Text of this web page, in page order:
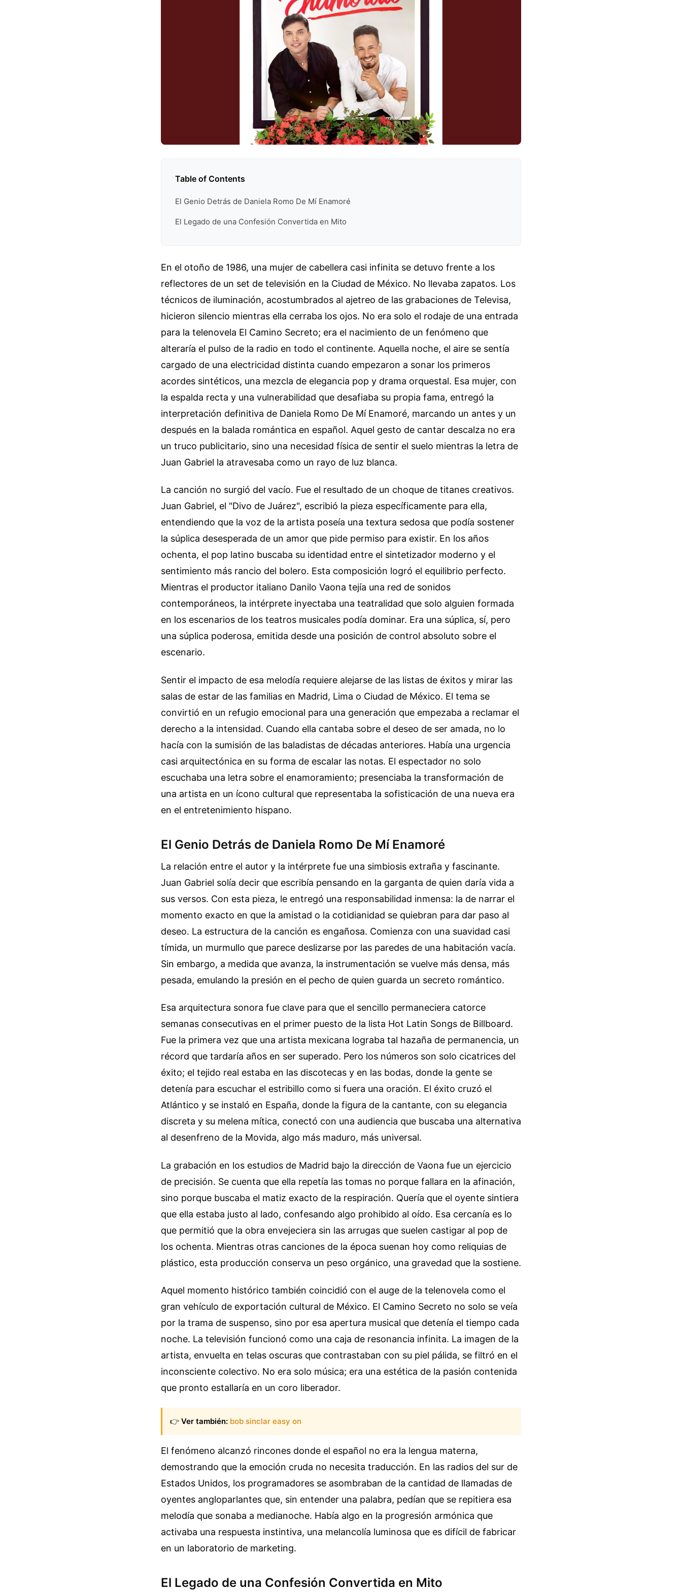
Table of Contents
El Genio Detrás de Daniela Romo De Mí Enamoré
El Legado de una Confesión Convertida en Mito
En el otoño de 1986, una mujer de cabellera casi infinita se detuvo frente a los
reflectores de un set de televisión en la Ciudad de México. No llevaba zapatos. Los
técnicos de iluminación, acostumbrados al ajetreo de las grabaciones de Televisa,
hicieron silencio mientras ella cerraba los ojos. No era solo el rodaje de una entrada
para la telenovela El Camino Secreto; era el nacimiento de un fenómeno que
alteraría el pulso de la radio en todo el continente. Aquella noche, el aire se sentía
cargado de una electricidad distinta cuando empezaron a sonar los primeros
acordes sintéticos, una mezcla de elegancia pop y drama orquestal. Esa mujer, con
la espalda recta y una vulnerabilidad que desafiaba su propia fama, entregó la
interpretación definitiva de Daniela Romo De Mí Enamoré, marcando un antes y un
después en la balada romántica en español. Aquel gesto de cantar descalza no era
un truco publicitario, sino una necesidad física de sentir el suelo mientras la letra de
Juan Gabriel la atravesaba como un rayo de luz blanca.
La canción no surgió del vacío. Fue el resultado de un choque de titanes creativos.
Juan Gabriel, el "Divo de Juárez", escribió la pieza específicamente para ella,
entendiendo que la voz de la artista poseía una textura sedosa que podía sostener
la súplica desesperada de un amor que pide permiso para existir. En los años
ochenta, el pop latino buscaba su identidad entre el sintetizador moderno y el
sentimiento más rancio del bolero. Esta composición logró el equilibrio perfecto.
Mientras el productor italiano Danilo Vaona tejía una red de sonidos
contemporáneos, la intérprete inyectaba una teatralidad que solo alguien formada
en los escenarios de los teatros musicales podía dominar. Era una súplica, sí, pero
una súplica poderosa, emitida desde una posición de control absoluto sobre el
escenario.
Sentir el impacto de esa melodía requiere alejarse de las listas de éxitos y mirar las
salas de estar de las familias en Madrid, Lima o Ciudad de México. El tema se
convirtió en un refugio emocional para una generación que empezaba a reclamar el
derecho a la intensidad. Cuando ella cantaba sobre el deseo de ser amada, no lo
hacía con la sumisión de las baladistas de décadas anteriores. Había una urgencia
casi arquitectónica en su forma de escalar las notas. El espectador no solo
escuchaba una letra sobre el enamoramiento; presenciaba la transformación de
una artista en un ícono cultural que representaba la sofisticación de una nueva era
en el entretenimiento hispano.
El Genio Detrás de Daniela Romo De Mí Enamoré
La relación entre el autor y la intérprete fue una simbiosis extraña y fascinante.
Juan Gabriel solía decir que escribía pensando en la garganta de quien daría vida a
sus versos. Con esta pieza, le entregó una responsabilidad inmensa: la de narrar el
momento exacto en que la amistad o la cotidianidad se quiebran para dar paso al
deseo. La estructura de la canción es engañosa. Comienza con una suavidad casi
tímida, un murmullo que parece deslizarse por las paredes de una habitación vacía.
Sin embargo, a medida que avanza, la instrumentación se vuelve más densa, más
pesada, emulando la presión en el pecho de quien guarda un secreto romántico.
Esa arquitectura sonora fue clave para que el sencillo permaneciera catorce
semanas consecutivas en el primer puesto de la lista Hot Latin Songs de Billboard.
Fue la primera vez que una artista mexicana lograba tal hazaña de permanencia, un
récord que tardaría años en ser superado. Pero los números son solo cicatrices del
éxito; el tejido real estaba en las discotecas y en las bodas, donde la gente se
detenía para escuchar el estribillo como si fuera una oración. El éxito cruzó el
Atlántico y se instaló en España, donde la figura de la cantante, con su elegancia
discreta y su melena mítica, conectó con una audiencia que buscaba una alternativa
al desenfreno de la Movida, algo más maduro, más universal.
La grabación en los estudios de Madrid bajo la dirección de Vaona fue un ejercicio
de precisión. Se cuenta que ella repetía las tomas no porque fallara en la afinación,
sino porque buscaba el matiz exacto de la respiración. Quería que el oyente sintiera
que ella estaba justo al lado, confesando algo prohibido al oído. Esa cercanía es lo
que permitió que la obra envejeciera sin las arrugas que suelen castigar al pop de
los ochenta. Mientras otras canciones de la época suenan hoy como reliquias de
plástico, esta producción conserva un peso orgánico, una gravedad que la sostiene.
Aquel momento histórico también coincidió con el auge de la telenovela como el
gran vehículo de exportación cultural de México. El Camino Secreto no solo se veía
por la trama de suspenso, sino por esa apertura musical que detenía el tiempo cada
noche. La televisión funcionó como una caja de resonancia infinita. La imagen de la
artista, envuelta en telas oscuras que contrastaban con su piel pálida, se filtró en el
inconsciente colectivo. No era solo música; era una estética de la pasión contenida
que pronto estallaría en un coro liberador.
👉 Ver también: bob sinclar easy on
El fenómeno alcanzó rincones donde el español no era la lengua materna,
demostrando que la emoción cruda no necesita traducción. En las radios del sur de
Estados Unidos, los programadores se asombraban de la cantidad de llamadas de
oyentes angloparlantes que, sin entender una palabra, pedían que se repitiera esa
melodía que sonaba a medianoche. Había algo en la progresión armónica que
activaba una respuesta instintiva, una melancolía luminosa que es difícil de fabricar
en un laboratorio de marketing.
El Legado de una Confesión Convertida en Mito